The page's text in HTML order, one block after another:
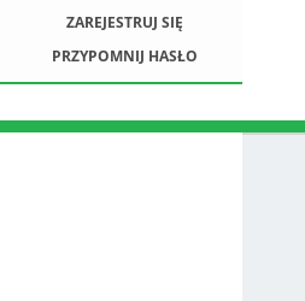
ZAREJESTRUJ SIĘ
PRZYPOMNIJ HASŁO